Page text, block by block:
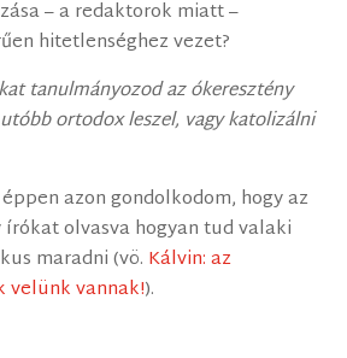
– a redaktorok miatt –
hitetlenséghez vezet?
tanulmányozod az ókeresztény
ortodox leszel, vagy katolizálni
azon gondolkodom, hogy az
olvasva hogyan tud valaki
maradni (vö. Kálvin: az
velünk vannak!).